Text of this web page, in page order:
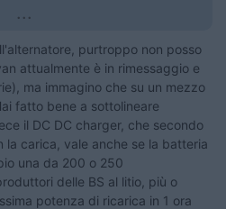
...
purtroppo non posso
attualmente è in rimessaggio e
ma immagino che su un mezzo
fatto bene a sottolineare
il DC DC charger, che secondo
la carica, vale anche se la batteria
una da 200 o 250
delle BS al litio, più o
potenza di ricarica in 1 ora